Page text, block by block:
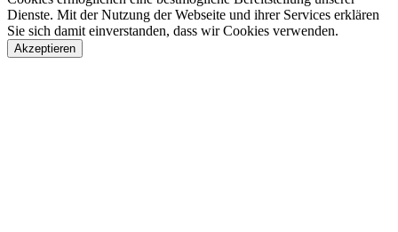
Dienste. Mit der Nutzung der Webseite und ihrer Services erklären
Sie sich damit einverstanden, dass wir Cookies verwenden.